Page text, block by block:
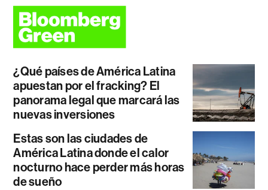
¿Qué países de América Latina
apuestan por el fracking? El
panorama legal que marcará las
nuevas inversiones
Estas son las ciudades de
América Latina donde el calor
nocturno hace perder más horas
de sueño